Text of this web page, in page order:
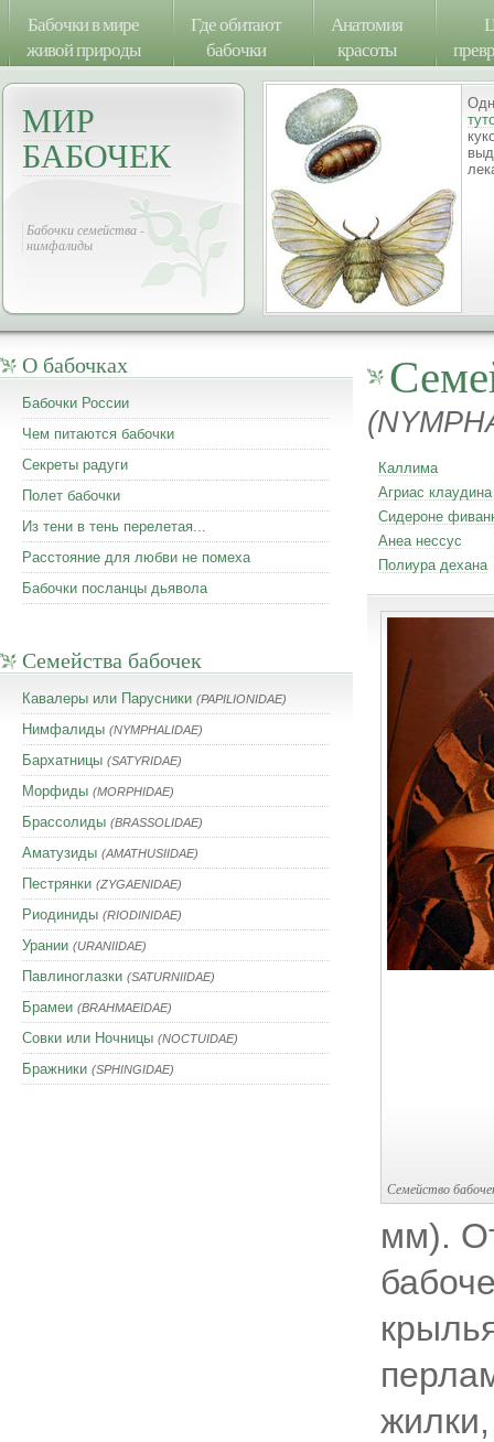
Бабочки в мире
живой природы
Где обитают
бабочки
Анатомия
красоты
МИР
БАБОЧЕК
Бабочки семейства -
нимфалиды
О бабочках
Бабочки России
Чем питаются бабочки
Секреты радуги
Полет бабочки
Из тени в тень перелетая...
Расстояние для любви не помеха
Бабочки посланцы дьявола
Семейства бабочек
Кавалеры или Парусники (PAPILIONIDAE)
Нимфалиды (NYMPHALIDAE)
Бархатницы (SATYRIDAE)
Морфиды (MORPHIDAE)
Брассолиды (BRASSOLIDAE)
Аматузиды (AMATHUSIIDAE)
Пестрянки (ZYGAENIDAE)
Риодиниды (RIODINIDAE)
Урании (URANIIDAE)
Павлиноглазки (SATURNIIDAE)
Брамеи (BRAHMAEIDAE)
Совки или Ночницы (NOCTUIDAE)
Бражники (SPHINGIDAE)
Каллима
Агриас клаудина
Сидероне
Анеа нессус
Полиура дехана
Семейство
мм).